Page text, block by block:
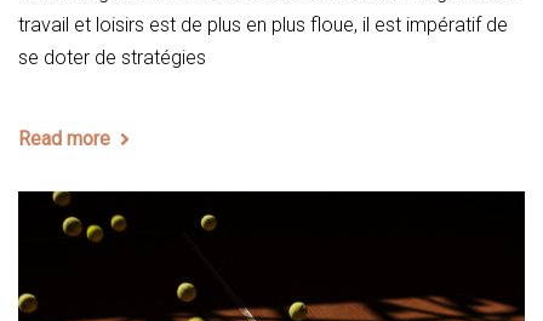
travail et loisirs est de plus en plus floue, il est impératif de
se doter de stratégies
Read more